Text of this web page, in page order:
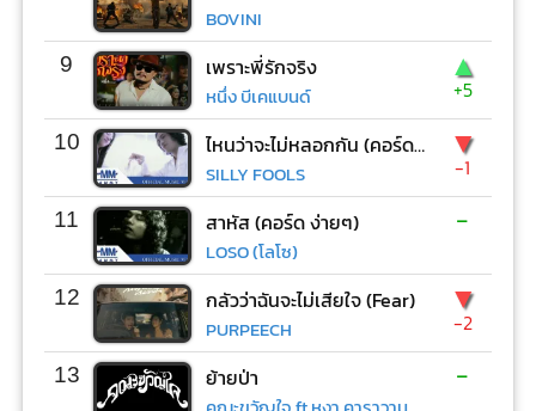
BOVINI
9 เพราะพี่รักจริง
หนึ่ง บีเคแบนด์
▲
+5
10 ไหนว่าจะไม่หลอกกัน (คอร์ด ง่ายๆ)
SILLY FOOLS
▼
-1
11 สาหัส (คอร์ด ง่ายๆ)
LOSO (โลโซ)
-
12 กลัวว่าฉันจะไม่เสียใจ (Fear)
PURPEECH
▼
-2
13 ย้ายป่า -